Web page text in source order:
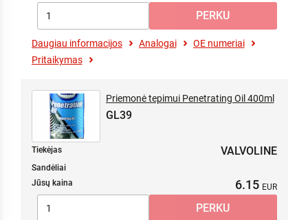
Daugiau informacijos Analogai
OE numeriai
Pritaikymas
Priemonė tepimui Penetrating Oil 400ml
GL39
Tiekėjas VALVOLINE
Sandėliai
Jūsų kaina
6.15